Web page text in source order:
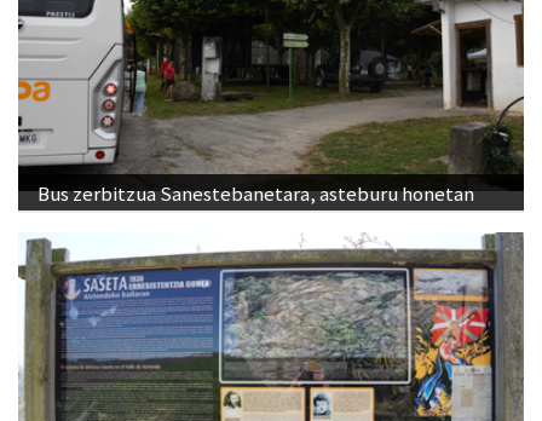
Bus zerbitzua Sanestebanetara, asteburu honetan